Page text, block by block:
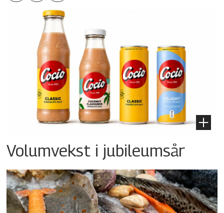
Volumvekst i jubileumsår